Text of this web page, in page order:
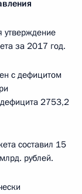
утверждение
за 2017 год.
с дефицитом
2753,2
составил 15
рублей.